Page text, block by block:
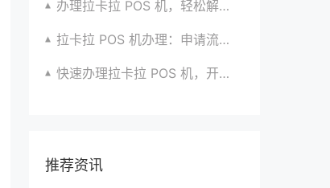
办理拉卡拉 POS 机，轻松解决收款难题的办法
拉卡拉 POS 机办理：申请流程简化版来袭
快速办理拉卡拉 POS 机，开启便捷收款之旅啦
推荐资讯